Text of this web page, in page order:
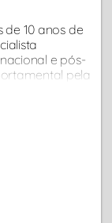
de 10 anos de
e pós-
pela